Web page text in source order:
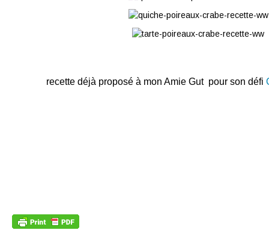
recette déjà proposé à mon Amie Gut pour son défi